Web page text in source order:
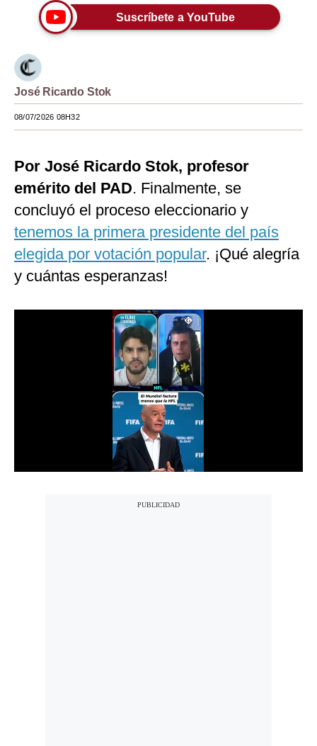
Lujo
Moda
Estilos
EEUU
México
España
Internacional
Tecnología
Suscríbete a YouTube
José Ricardo Stok
08/07/2026 08H32
Por José Ricardo Stok, profesor
emérito del PAD. Finalmente, se
concluyó el proceso eleccionario y
tenemos la primera presidente del país
elegida por votación popular. ¡Qué alegría
y cuántas esperanzas!